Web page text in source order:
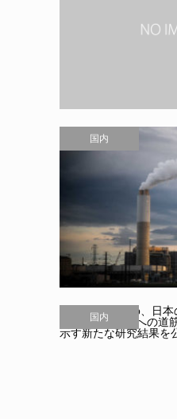
国内
国内